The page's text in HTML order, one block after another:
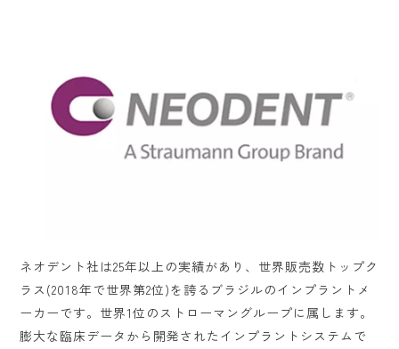
ネオデント社は25年以上の実績があり、世界販売数トップク
ラス(2018年で世界第2位)を誇るブラジルのインプラントメ
ーカーです。世界1位のストローマングループに属します。
膨大な臨床データから開発されたインプラントシステムで